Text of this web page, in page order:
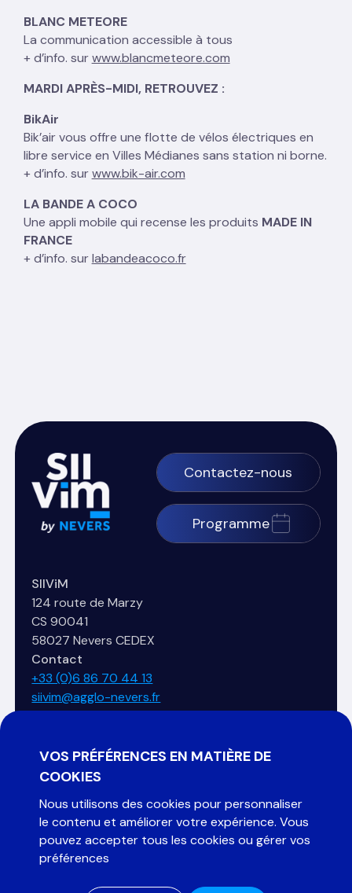
BLANC METEORE
La communication accessible à tous
+ d’info. surwww.blancmeteore.com
MARDI APRÈS-MIDI, RETROUVEZ :
BikAir
Bik’air vous offre une flotte de vélos électriques en
libre service en Villes Médianes sans station ni borne.
+ d’info. surwww.bik-air.com
LA BANDE A COCO
Une appli mobile qui recense les produits MADE IN
FRANCE
+ d’info. surlabandeacoco.fr
Contactez-nous
Programme
SIIViM
124 route de Marzy
CS 90041
58027 Nevers CEDEX
Contact
+33 (0)6 86 70 44 13
siivim@agglo-nevers.fr
Organisé par :
VOS PRÉFÉRENCES EN MATIÈRE DE
COOKIES
Nous utilisons des cookies pour personnaliser
le contenu et améliorer votre expérience. Vous
pouvez accepter tous les cookies ou gérer vos
préférences